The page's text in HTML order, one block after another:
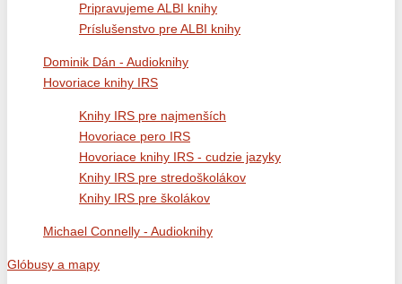
Pripravujeme ALBI knihy
Príslušenstvo pre ALBI knihy
Dominik Dán - Audioknihy
Hovoriace knihy IRS
Knihy IRS pre najmenších
Hovoriace pero IRS
Hovoriace knihy IRS - cudzie jazyky
Knihy IRS pre stredoškolákov
Knihy IRS pre školákov
Michael Connelly - Audioknihy
Glóbusy a mapy